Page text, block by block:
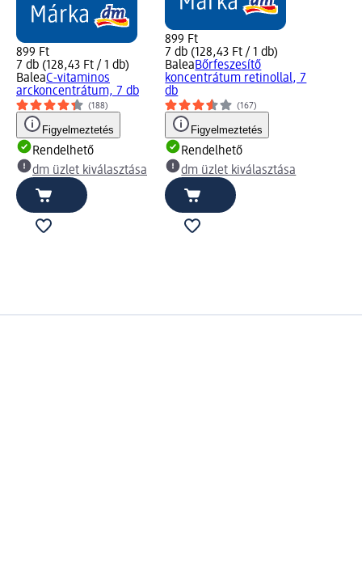
899 Ft
7 db (128,43 Ft / 1 db)
BaleaC-vitaminos
arckoncentrátum, 7 db
(188)
Figyelmeztetés
Rendelhető
dm üzlet kiválasztása
899 Ft
7 db (128,43 Ft / 1 db)
BaleaBőrfeszesítő
koncentrátum retinollal, 7
db
(167)
Figyelmeztetés
Rendelhető
dm üzlet kiválasztása